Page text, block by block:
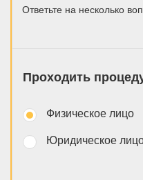
Ответьте на несколько
Проходить
Физическое лицо
Юридическое